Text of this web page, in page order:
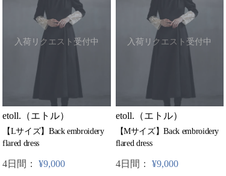
入荷リクエスト受付中
etoll.（エトル）
【Lサイズ】Back embroidery
flared dress
4日間： ¥9,000
入荷リクエスト受付中
etoll.（エトル）
【Mサイズ】Back embroidery
flared dress
4日間： ¥9,000